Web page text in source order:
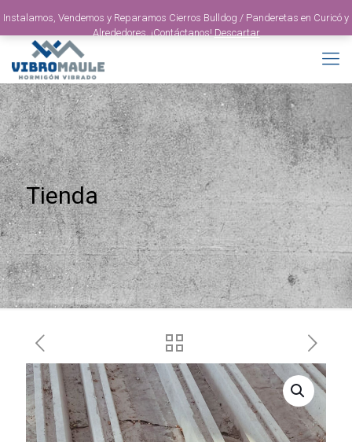
Tienda
Instalamos, Vendemos y Reparamos Cierros Bulldog / Panderetas en Curicó y
Alrededores. ¡Contáctanos!Descartar